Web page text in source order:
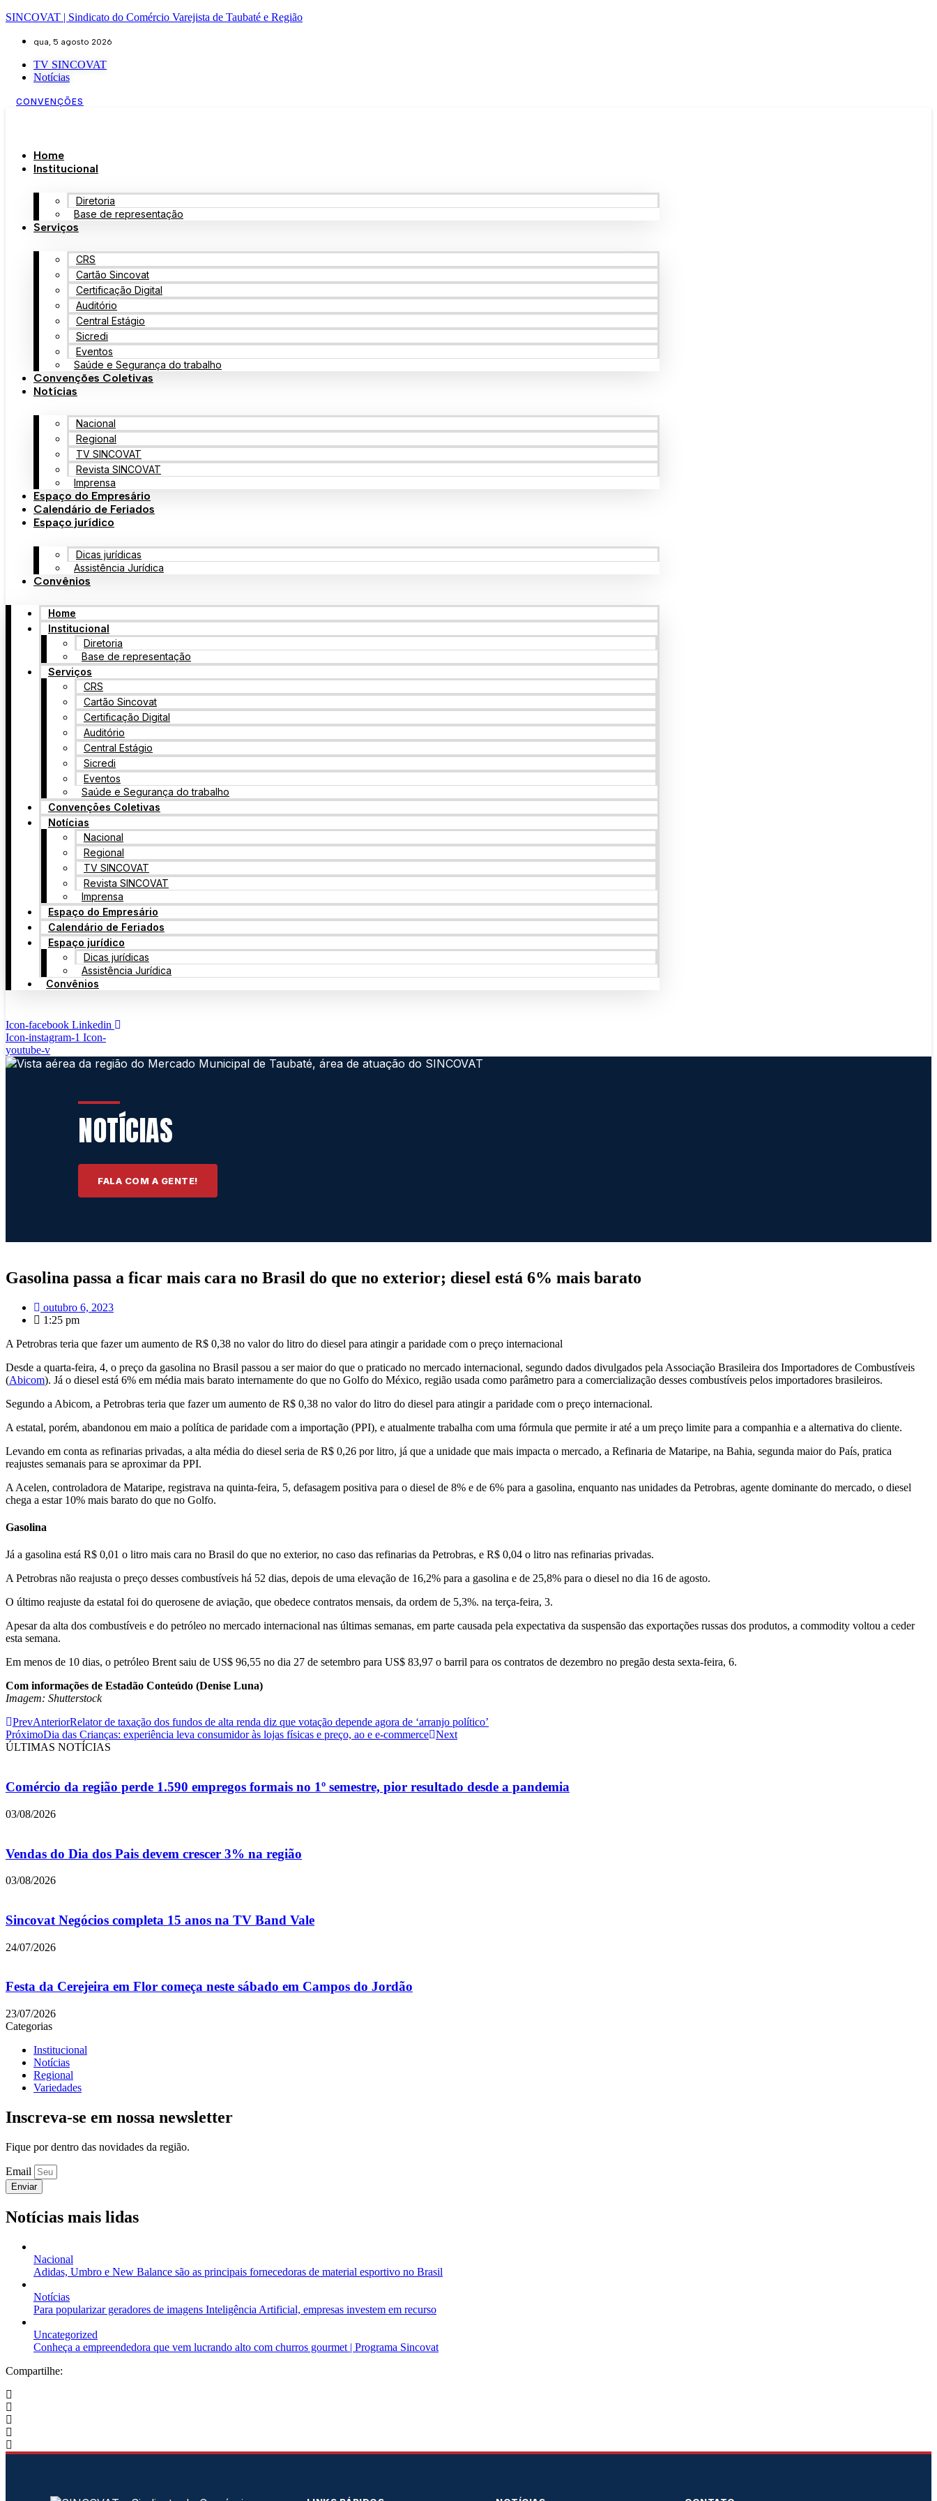
SINCOVAT | Sindicato do Comércio Varejista de Taubaté e Região
qua, 5 agosto 2026
TV SINCOVAT
Notícias
CONVENÇÕES
Home
Institucional
Diretoria
Base de representação
Serviços
CRS
Cartão Sincovat
Certificação Digital
Auditório
Central Estágio
Sicredi
Eventos
Saúde e Segurança do trabalho
Convenções Coletivas
Notícias
Nacional
Regional
TV SINCOVAT
Revista SINCOVAT
Imprensa
Espaço do Empresário
Calendário de Feriados
Espaço jurídico
Dicas jurídicas
Assistência Jurídica
Convênios
Home
Institucional
Diretoria
Base de representação
Serviços
CRS
Cartão Sincovat
Certificação Digital
Auditório
Central Estágio
Sicredi
Eventos
Saúde e Segurança do trabalho
Convenções Coletivas
Notícias
Nacional
Regional
TV SINCOVAT
Revista SINCOVAT
Imprensa
Espaço do Empresário
Calendário de Feriados
Espaço jurídico
Dicas jurídicas
Assistência Jurídica
Convênios
Icon-facebook Linkedin
Icon-instagram-1 Icon-
youtube-v
NOTÍCIAS
FALA COM A GENTE!
Gasolina passa a ficar mais cara no Brasil do que no exterior; diesel está 6% mais barato
outubro 6, 2023
1:25 pm
A Petrobras teria que fazer um aumento de R$ 0,38 no valor do litro do diesel para atingir a paridade com o preço internacional
Desde a quarta-feira, 4, o preço da gasolina no Brasil passou a ser maior do que o praticado no mercado internacional, segundo dados divulgados pela Associação Brasileira dos Importadores de Combustíveis
(Abicom). Já o diesel está 6% em média mais barato internamente do que no Golfo do México, região usada como parâmetro para a comercialização desses combustíveis pelos importadores brasileiros.
Segundo a Abicom, a Petrobras teria que fazer um aumento de R$ 0,38 no valor do litro do diesel para atingir a paridade com o preço internacional.
A estatal, porém, abandonou em maio a política de paridade com a importação (PPI), e atualmente trabalha com uma fórmula que permite ir até a um preço limite para a companhia e a alternativa do cliente.
Levando em conta as refinarias privadas, a alta média do diesel seria de R$ 0,26 por litro, já que a unidade que mais impacta o mercado, a Refinaria de Mataripe, na Bahia, segunda maior do País, pratica
reajustes semanais para se aproximar da PPI.
A Acelen, controladora de Mataripe, registrava na quinta-feira, 5, defasagem positiva para o diesel de 8% e de 6% para a gasolina, enquanto nas unidades da Petrobras, agente dominante do mercado, o diesel
chega a estar 10% mais barato do que no Golfo.
Gasolina
Já a gasolina está R$ 0,01 o litro mais cara no Brasil do que no exterior, no caso das refinarias da Petrobras, e R$ 0,04 o litro nas refinarias privadas.
A Petrobras não reajusta o preço desses combustíveis há 52 dias, depois de uma elevação de 16,2% para a gasolina e de 25,8% para o diesel no dia 16 de agosto.
O último reajuste da estatal foi do querosene de aviação, que obedece contratos mensais, da ordem de 5,3%. na terça-feira, 3.
Apesar da alta dos combustíveis e do petróleo no mercado internacional nas últimas semanas, em parte causada pela expectativa da suspensão das exportações russas dos produtos, a commodity voltou a ceder
esta semana.
Em menos de 10 dias, o petróleo Brent saiu de US$ 96,55 no dia 27 de setembro para US$ 83,97 o barril para os contratos de dezembro no pregão desta sexta-feira, 6.
Com informações de Estadão Conteúdo (Denise Luna)
Imagem: Shutterstock
PrevAnteriorRelator de taxação dos fundos de alta renda diz que votação depende agora de ‘arranjo político’
PróximoDia das Crianças: experiência leva consumidor às lojas físicas e preço, ao e e-commerce Next
ÚLTIMAS NOTÍCIAS
Comércio da região perde 1.590 empregos formais no 1º semestre, pior resultado desde a pandemia
03/08/2026
Vendas do Dia dos Pais devem crescer 3% na região
03/08/2026
Sincovat Negócios completa 15 anos na TV Band Vale
24/07/2026
Festa da Cerejeira em Flor começa neste sábado em Campos do Jordão
23/07/2026
Categorias
Institucional
Notícias
Regional
Variedades
Inscreva-se em nossa newsletter
Fique por dentro das novidades da região.
Email
Enviar
Notícias mais lidas
Nacional
Adidas, Umbro e New Balance são as principais fornecedoras de material esportivo no Brasil
Notícias
Para popularizar geradores de imagens Inteligência Artificial, empresas investem em recurso
Uncategorized
Conheça a empreendedora que vem lucrando alto com churros gourmet | Programa Sincovat
Compartilhe: